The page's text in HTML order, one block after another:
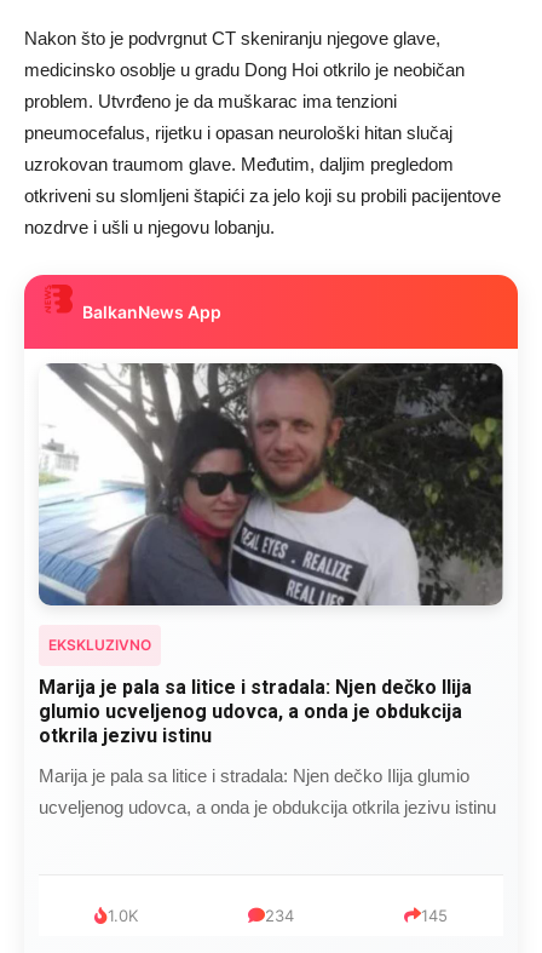
Nakon što je podvrgnut CT skeniranju njegove glave,
medicinsko osoblje u gradu Dong Hoi otkrilo je neobičan
problem. Utvrđeno je da muškarac ima tenzioni
pneumocefalus, rijetku i opasan neurološki hitan slučaj
uzrokovan traumom glave. Međutim, daljim pregledom
otkriveni su slomljeni štapići za jelo koji su probili pacijentove
nozdrve i ušli u njegovu lobanju.
BalkanNews App
EKSKLUZIVNO
Kad se Marin suprug razbolio ona ga kupala,
pelene mu mijenjala: Jedno jutro je poslao po
čokoladu..
Kad se Marin suprug razbolio ona ga kupala, pelene mu
mijenjala: Jedno jutro je poslao po čokoladu..
999 321 234